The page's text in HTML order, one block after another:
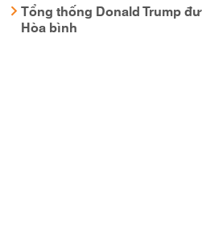
Tổng thống Donald Trump
Hòa bình